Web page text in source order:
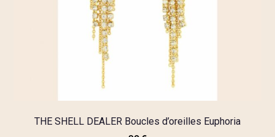
THE SHELL DEALER Boucles d’oreilles Euphoria